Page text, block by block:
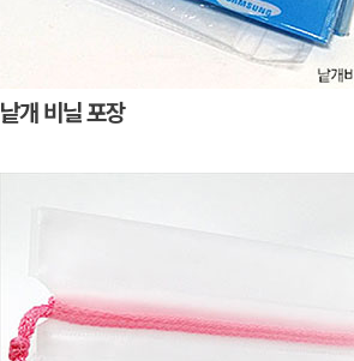
낱개 비닐 포장